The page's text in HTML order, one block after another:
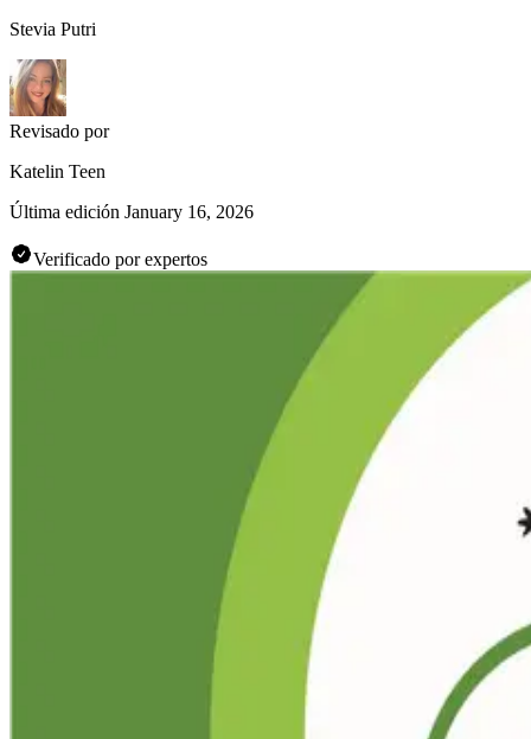
Stevia Putri
Revisado por
Katelin Teen
Última edición January 16, 2026
Verificado por expertos